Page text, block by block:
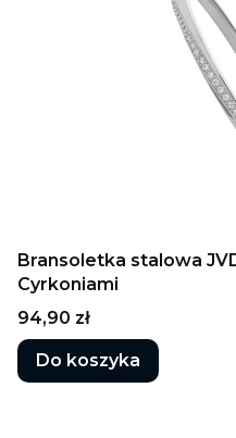
Bransoletka stalowa
Cyrkoniami
Cena
94,90 zł
Do koszyka